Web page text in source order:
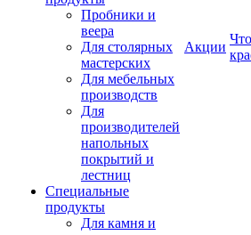
Пробники и
веера
Для столярных
мастерских
Для мебельных
производств
Для
производителей
напольных
покрытий и
лестниц
Специальные
продукты
Для камня и
Акции
Что